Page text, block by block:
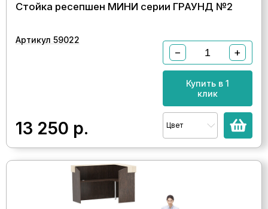
Стойка ресепшен МИНИ серии ГРАУНД №2
Артикул 59022
13 250 р.
− +
Купить в 1
клик
Цвет